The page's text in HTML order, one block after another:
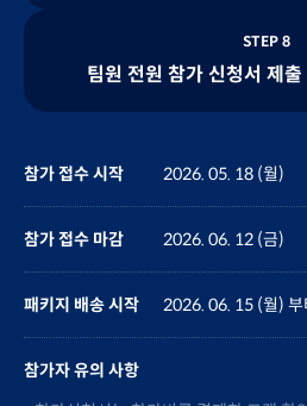
STEP 8
팀원 전원 참가 신청서 제
참가 접수 시작 2026. 05. 18 (월)
참가 접수 마감 2026. 06. 12 (금)
패키지 배송 시작 2026. 06. 15 (월) 부
참가자 유의 사항